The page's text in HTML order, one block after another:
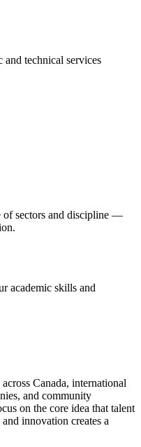
technical services
of sectors and discipline —
academic skills and
Canada, international
and community
on the core idea that talent
innovation creates a